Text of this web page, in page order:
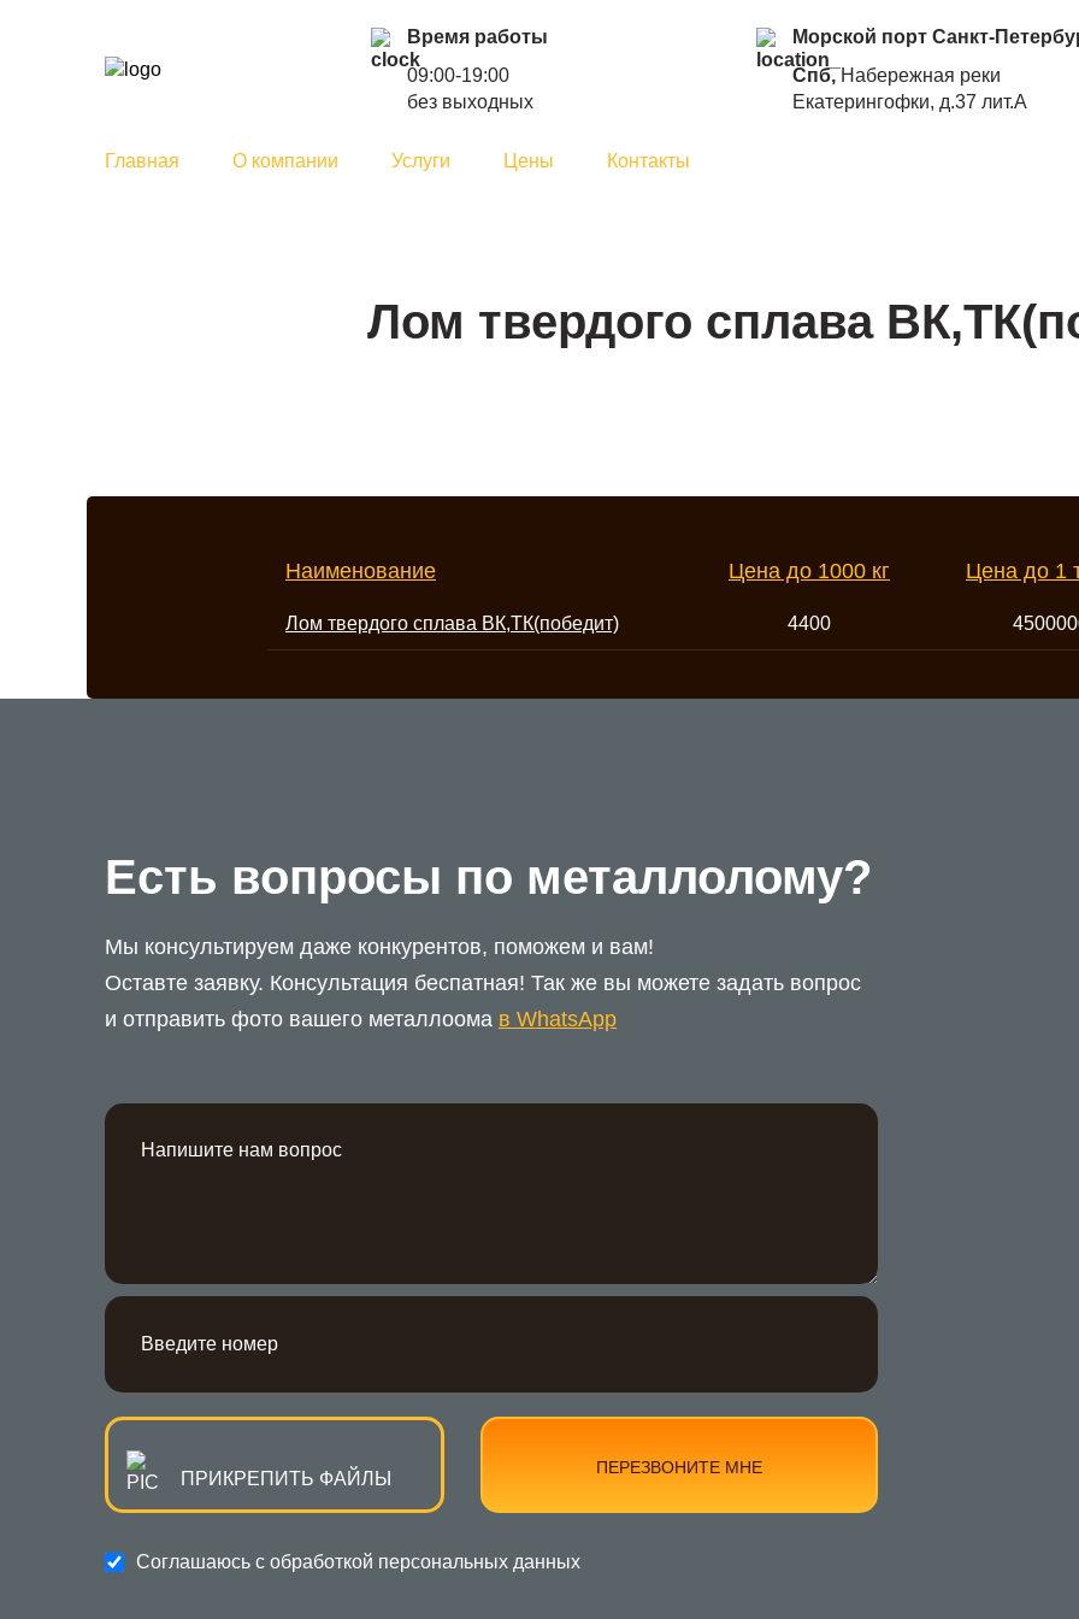
Время работы
09:00-19:00
без выходных
Морской порт Санкт-
Cпб,Набережная реки
Екатерингофки, д.37 лит.А
Главная О компании Услуги Цены Контакты
Лом твердого сплава
Наименование Цена до 1000 кг Цена до 1
Лом твердого сплава ВК,ТК(победит) 4400
Есть вопросы по металлолому?
Мы консультируем даже конкурентов, поможем и вам!
Оставте заявку. Консультация беспатная! Так же вы можете задать вопрос
и отправить фото вашего металлоома в WhatsApp
ПРИКРЕПИТЬ ФАЙЛЫ
ПЕРЕЗВОНИТЕ МНЕ
Соглашаюсь с обработкой персональных данных